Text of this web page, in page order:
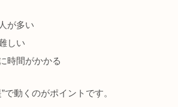
が多い
しい
時間がかかる
で動くのがポイントです。